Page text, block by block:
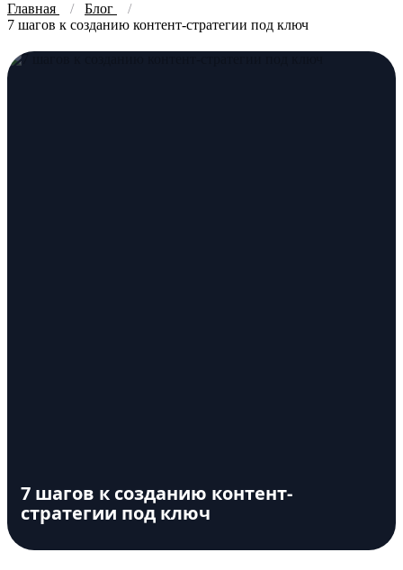
Главная
Блог
7 шагов к созданию контент-стратегии под ключ
7 шагов к созданию контент-
стратегии под ключ